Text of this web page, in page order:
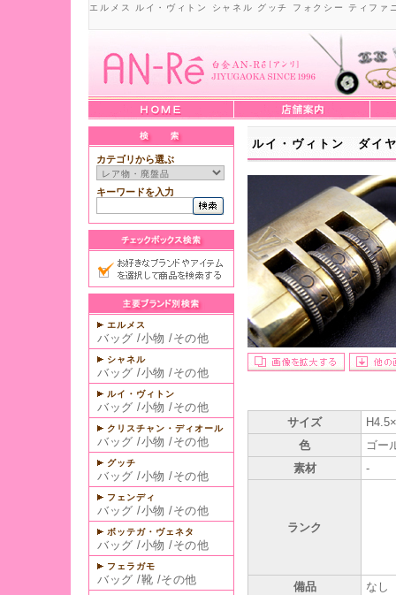
エルメス ルイ・ヴィトン シャネル グッチ フォクシー ティフ
カテゴリから選ぶ
キーワードを入力
エルメス
バッグ /小物 /その他
シャネル
バッグ /小物 /その他
ルイ・ヴィトン
バッグ /小物 /その他
クリスチャン・ディオール
バッグ /小物 /その他
グッチ
バッグ /小物 /その他
フェンディ
バッグ /小物 /その他
ボッテガ・ヴェネタ
バッグ /小物 /その他
フェラガモ
バッグ /靴 /その他
ルイ・ヴィトン ダイ
サイズ
色
ゴー
素材
-
ランク
備品
なし